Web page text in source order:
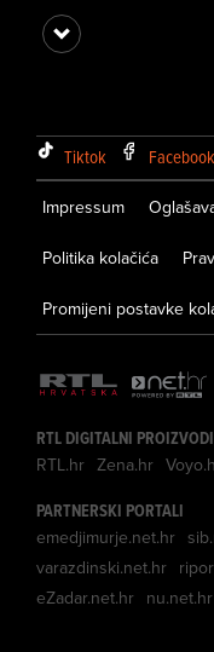
Tiktok Facebook
Impressum
Politika kolačića
Promijeni postavke
RTL DIGITALNI PROIZVODI
RTL.hr Zena.hr
PARTNERSKI PORTALI
emedjimurje.net.hr
varazdinski.net.hr
eZadar.net.hr nu.net.hr